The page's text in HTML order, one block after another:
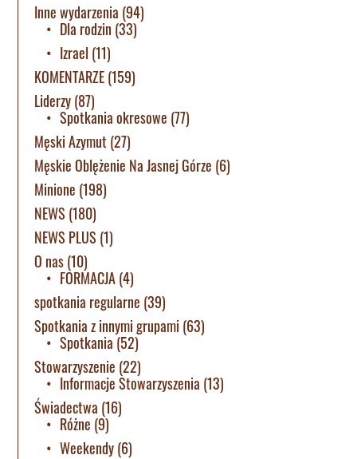
Inne wydarzenia (94)
Dla rodzin (33)
Izrael (11)
KOMENTARZE(159)
Liderzy(87)
Spotkania okresowe (77)
Męski Azymut (27)
Męskie Oblężenie Na Jasnej Górze (6)
Minione (198)
NEWS (180)
NEWS PLUS (1)
O nas(10)
FORMACJA(4)
spotkania regularne (39)
Spotkania z innymi grupami (63)
Spotkania (52)
Stowarzyszenie (22)
Informacje Stowarzyszenia (13)
Świadectwa (16)
Różne (9)
Weekendy(6)